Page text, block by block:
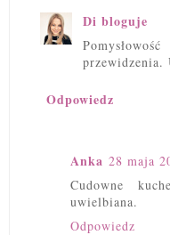
Di bloguje
przewidzenia.
Odpowiedz
Anka 28 maja
Cudowne
uwielbiana.
Odpowiedz